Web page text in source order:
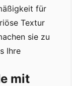
für
Textur
sie zu
Ihre
mit